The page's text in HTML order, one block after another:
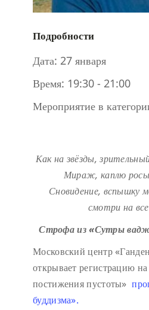
Подробности
Дата: 27 января
Время: 19:30 - 21:00
Мероприятие в
Как на звёзды,
Мираж, каплю росы
Сновидение, вспышку
смотри на
Строфа из «Сутры
Московский центр
открывает регистрацию
постижения пустоты»
буддизма».